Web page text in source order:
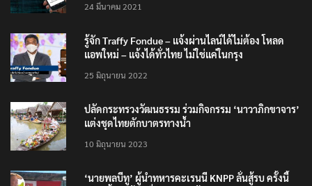
24 มีนาคม 2021
รู้จัก Traffy Fondue – แจ้งผ่านไลน์ได้ไม่ต้อง โหลด
แอพใหม่ – แจ้งได้ทั่วไทย ไม่ใช่แค่ในกรุง
25 มิถุนายน 2022
ปลัดกระทรวงวัฒนธรรม ร่วมกิจกรรม ‘นาวาภิกขาจาร’
แต่งชุดไทยตักบาตรทางน้ำ
10 มิถุนายน 2023
‘นายพลบีทู’ ผู้นำทหารคะเรนนี KNPP ลั่นสู้รบ ครั้งนี้